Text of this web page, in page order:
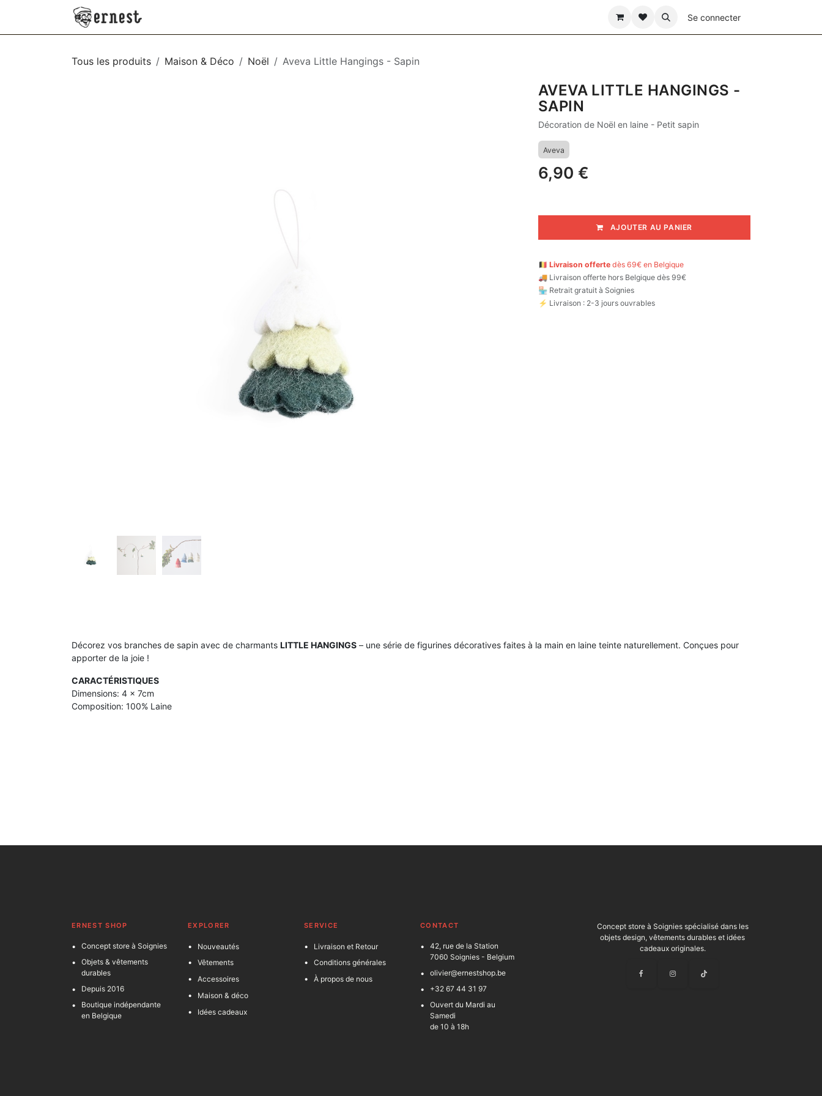
SE RENDRE AU CONTENU
Se connecter
Tous les produits Maison & Déco Noël Aveva Little Hangings - Sapin
AVEVA LITTLE HANGINGS -
SAPIN
Décoration de Noël en laine - Petit sapin
Aveva
6,90 €
AJOUTER AU PANIER
🇧🇪 Livraison offerte dès 69€ en Belgique
🚚 Livraison offerte hors Belgique dès 99€
🏪 Retrait gratuit à Soignies
⚡ Livraison : 2-3 jours ouvrables
Décorez vos branches de sapin avec de charmants LITTLE HANGINGS – une série de figurines décoratives faites à la main en laine teinte naturellement. Conçues pour
apporter de la joie !
CARACTÉRISTIQUES
Dimensions: 4 x 7cm
Composition: 100% Laine
ERNEST SHOP
Concept store à Soignies
Objets & vêtements
durables
Depuis 2016
Boutique indépendante
en Belgique
EXPLORER
Nouveautés
Vêtements
Accessoires
Maison & déco
Idées cadeaux
SERVICE
Livraison et Retour
Conditions générales
À propos de nous
CONTACT
42, rue de la Station
7060 Soignies - Belgium
olivier@ernestshop.be
+32 67 44 31 97
Ouvert du Mardi au
Samedi
de 10 à 18h
Concept store à Soignies spécialisé dans les
objets design, vêtements durables et idées
cadeaux originales.